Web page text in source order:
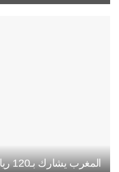
المغرب يشارك بـ120 رياضيا في دورة تارانتو 2026